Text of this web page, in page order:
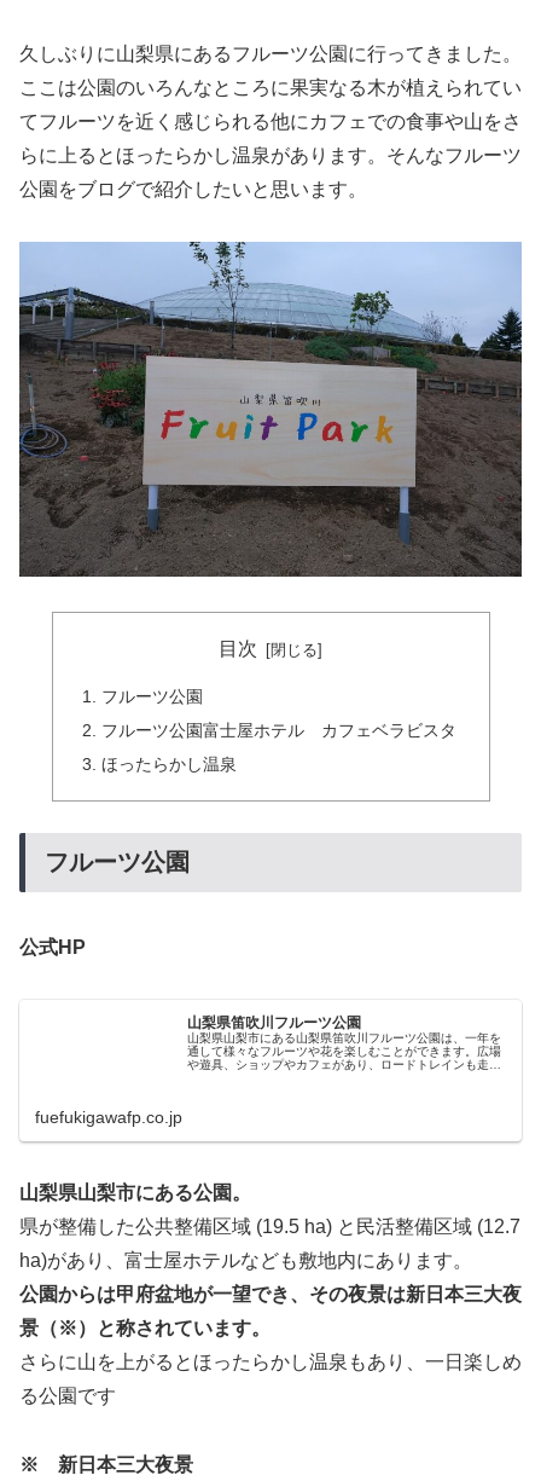
久しぶりに山梨県にあるフルーツ公園に行ってきました。
ここは公園のいろんなところに果実なる木が植えられてい
てフルーツを近く感じられる他にカフェでの食事や山をさ
らに上るとほったらかし温泉があります。そんなフルーツ
公園をブログで紹介したいと思います。
目次
フルーツ公園
フルーツ公園富士屋ホテル カフェベラビスタ
ほったらかし温泉
フルーツ公園
公式HP
山梨県笛吹川フルーツ公園
山梨県山梨市にある山梨県笛吹川フルーツ公園は、一年を
通して様々なフルーツや花を楽しむことができます。広場
や遊具、ショップやカフェがあり、ロードトレインも走っ
fuefukigawafp.co.jp
山梨県山梨市にある公園。
県が整備した公共整備区域 (19.5 ha) と民活整備区域 (12.7
ha)があり、富士屋ホテルなども敷地内にあります。
公園からは甲府盆地が一望でき、その夜景は新日本三大夜
景（※）と称されています。
さらに山を上がるとほったらかし温泉もあり、一日楽しめ
る公園です
※ 新日本三大夜景